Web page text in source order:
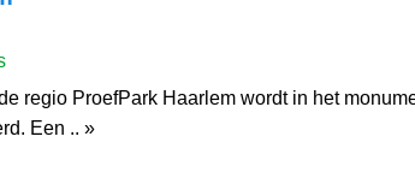
regio ProefPark Haarlem wordt in het
Een .. »